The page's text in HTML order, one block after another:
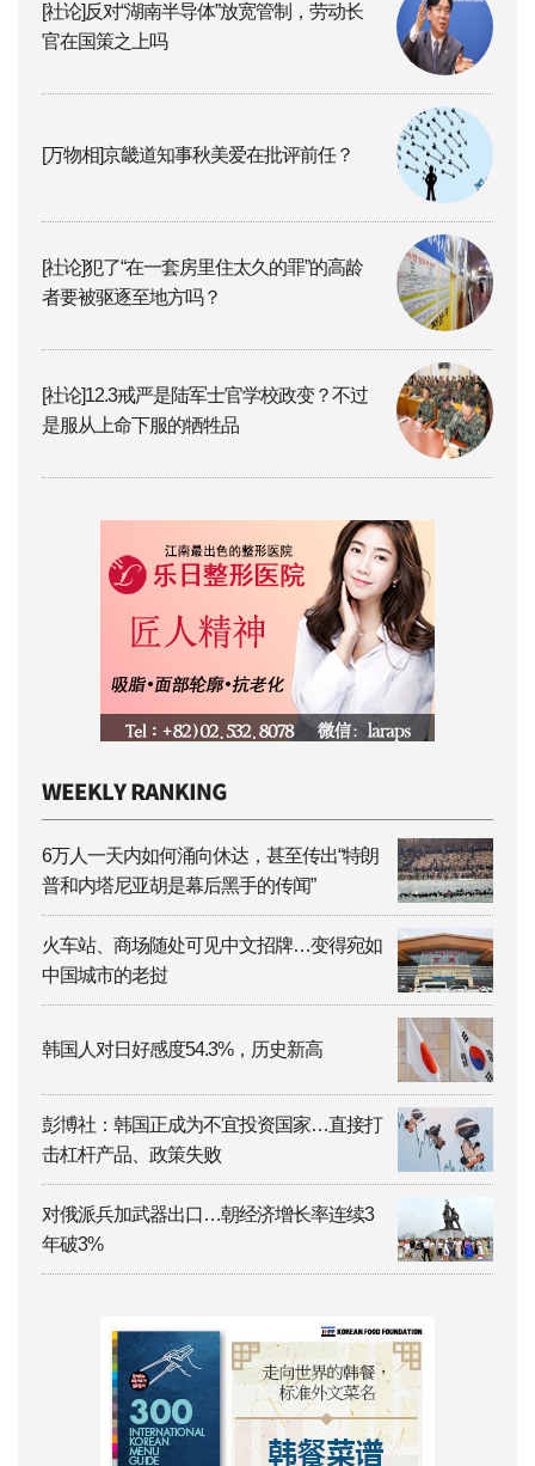
[社论]反对“湖南半导体”放宽管制，劳动长
官在国策之上吗
[万物相]京畿道知事秋美爱在批评前任？
[社论]犯了“在一套房里住太久的罪”的高龄
者要被驱逐至地方吗？
[社论]12.3戒严是陆军士官学校政变？不过
是服从上命下服的牺牲品
6万人一天内如何涌向休达，甚至传出“特朗
普和内塔尼亚胡是幕后黑手的传闻”
火车站、商场随处可见中文招牌…变得宛如
中国城市的老挝
韩国人对日好感度54.3%，历史新高
彭博社：韩国正成为不宜投资国家…直接打
击杠杆产品、政策失败
对俄派兵加武器出口…朝经济增长率连续3
年破3%